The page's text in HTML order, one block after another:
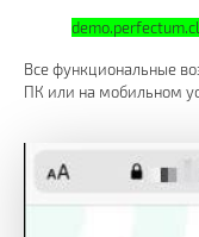
Все функциональные
ПК или на мобильном